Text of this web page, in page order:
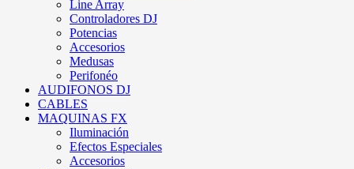
Line Array
Controladores DJ
Potencias
Accesorios
Medusas
Perifonéo
AUDIFONOS DJ
CABLES
MAQUINAS FX
Iluminación
Efectos Especiales
Accesorios